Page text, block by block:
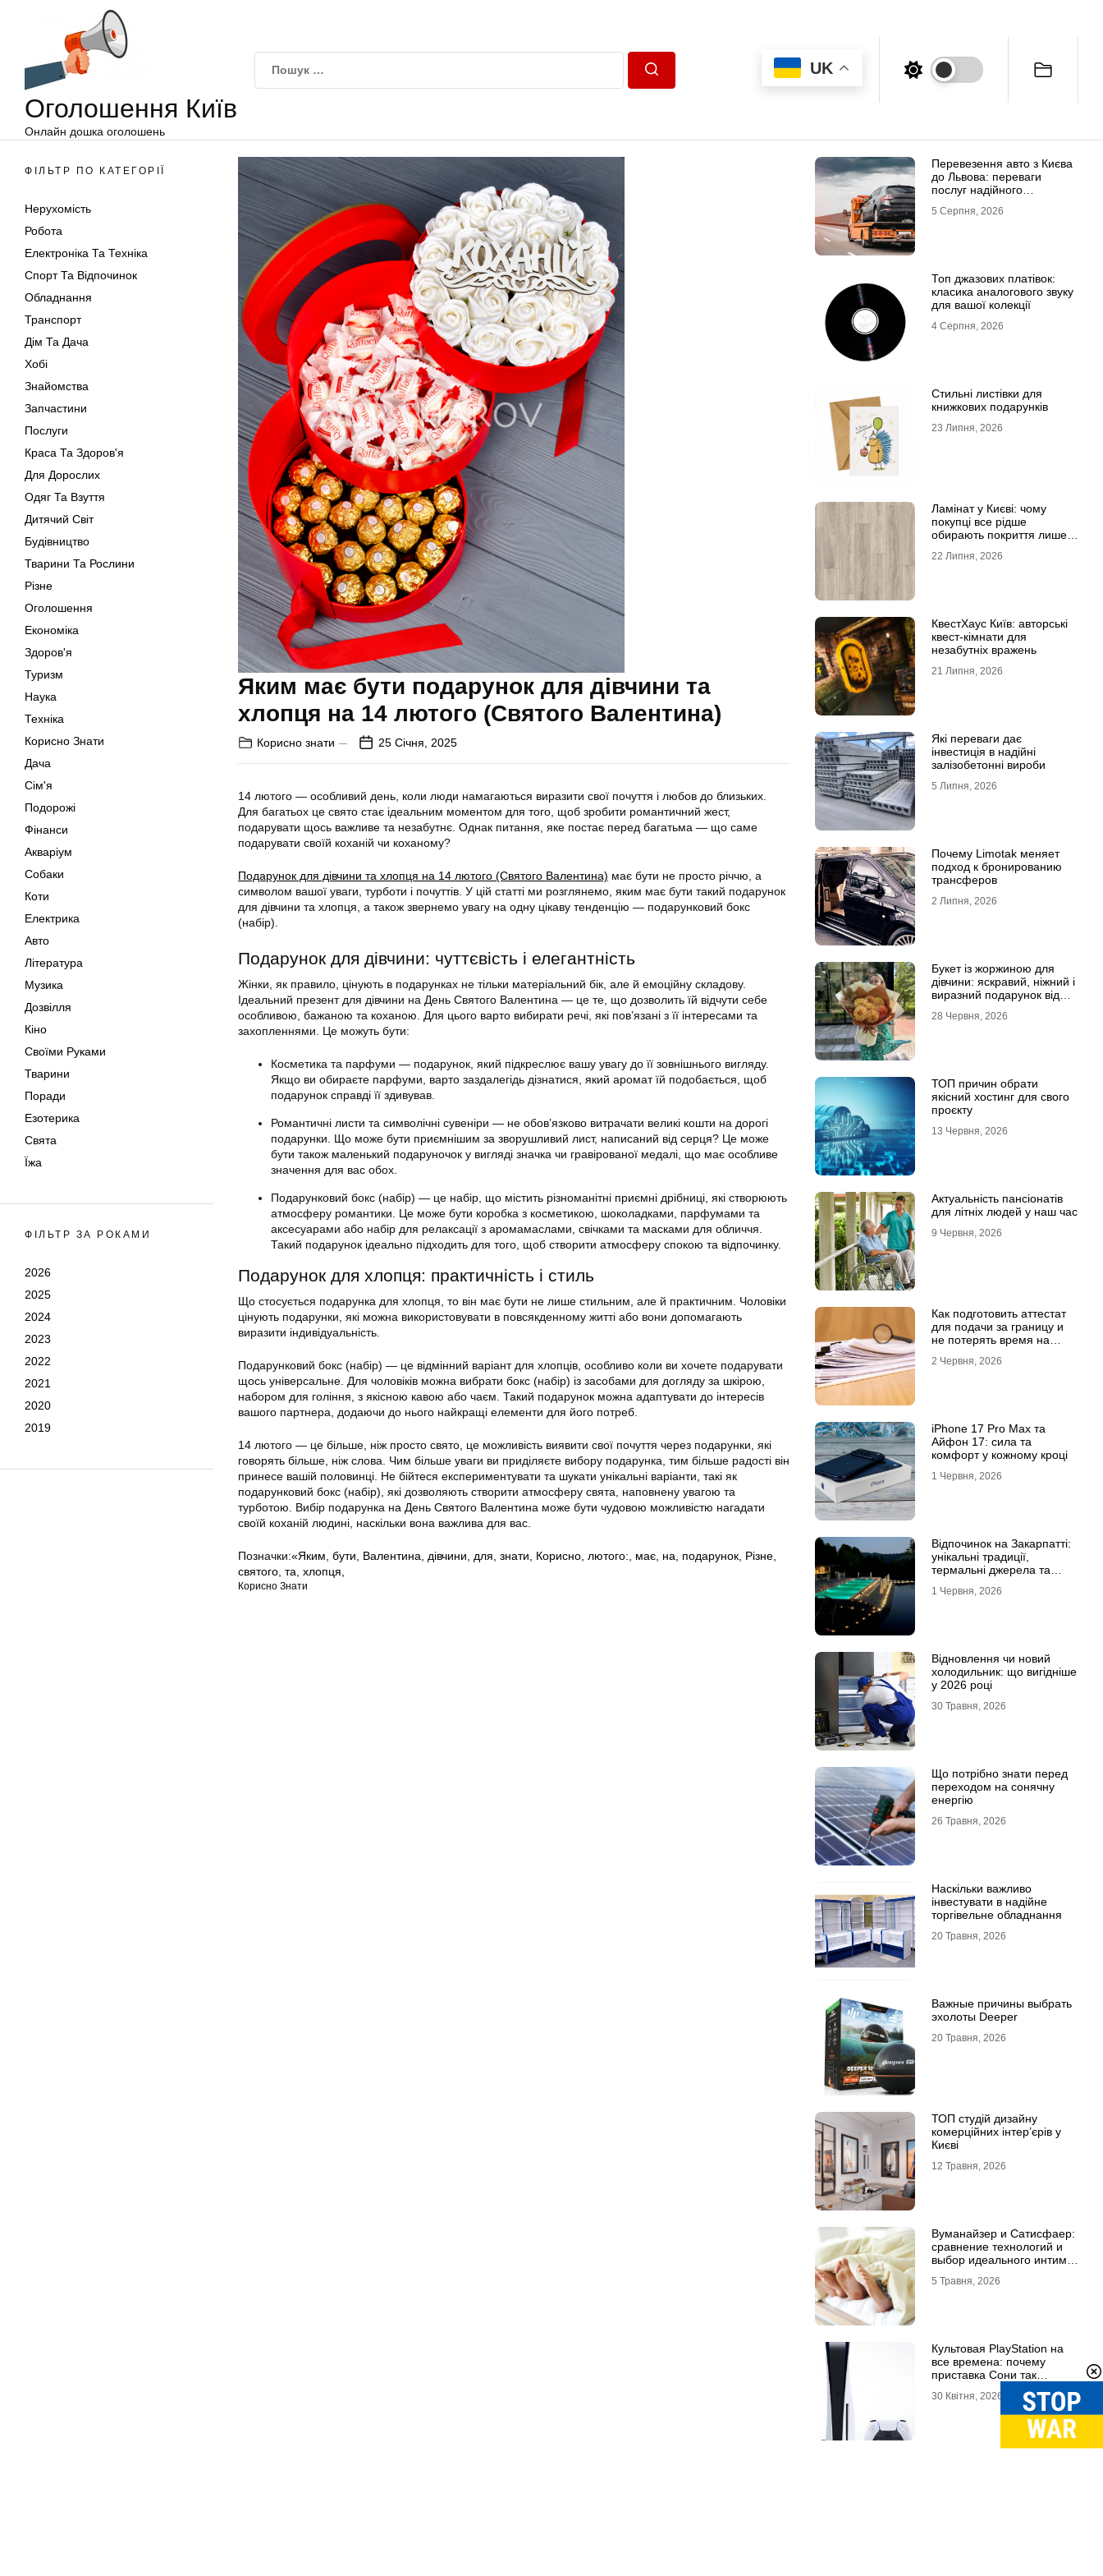
Оголошення Київ
Онлайн дошка оголошень
UK
ФІЛЬТР ПО КАТЕГОРІЇ
Нерухомість
Робота
Електроніка Та Техніка
Спорт Та Відпочинок
Обладнання
Транспорт
Дім Та Дача
Хобі
Знайомства
Запчастини
Послуги
Краса Та Здоров'я
Для Дорослих
Одяг Та Взуття
Дитячий Світ
Будівництво
Тварини Та Рослини
Різне
Оголошення
Економіка
Здоров'я
Туризм
Наука
Техніка
Корисно Знати
Дача
Сім'я
Подорожі
Фінанси
Акваріум
Собаки
Коти
Електрика
Авто
Література
Музика
Дозвілля
Кіно
Своїми Руками
Тварини
Поради
Езотерика
Свята
Їжа
ФІЛЬТР ЗА РОКАМИ
2026
2025
2024
2023
2022
2021
2020
2019
Яким має бути подарунок для дівчини та
хлопця на 14 лютого (Святого Валентина)
Корисно знати 25 Січня, 2025
14 лютого — особливий день, коли люди намагаються виразити свої почуття і любов до близьких.
Для багатьох це свято стає ідеальним моментом для того, щоб зробити романтичний жест,
подарувати щось важливе та незабутнє. Однак питання, яке постає перед багатьма — що саме
подарувати своїй коханій чи коханому?
Подарунок для дівчини та хлопця на 14 лютого (Святого Валентина) має бути не просто річчю, а
символом вашої уваги, турботи і почуттів. У цій статті ми розглянемо, яким має бути такий подарунок
для дівчини та хлопця, а також звернемо увагу на одну цікаву тенденцію — подарунковий бокс
(набір).
Подарунок для дівчини: чуттєвість і елегантність
Жінки, як правило, цінують в подарунках не тільки матеріальний бік, але й емоційну складову.
Ідеальний презент для дівчини на День Святого Валентина — це те, що дозволить їй відчути себе
особливою, бажаною та коханою. Для цього варто вибирати речі, які пов’язані з її інтересами та
захопленнями. Це можуть бути:
Косметика та парфуми — подарунок, який підкреслює вашу увагу до її зовнішнього вигляду.
Якщо ви обираєте парфуми, варто заздалегідь дізнатися, який аромат їй подобається, щоб
подарунок справді її здивував.
Романтичні листи та символічні сувеніри — не обов’язково витрачати великі кошти на дорогі
подарунки. Що може бути приємнішим за зворушливий лист, написаний від серця? Це може
бути також маленький подаруночок у вигляді значка чи гравірованої медалі, що має особливе
значення для вас обох.
Подарунковий бокс (набір) — це набір, що містить різноманітні приємні дрібниці, які створюють
атмосферу романтики. Це може бути коробка з косметикою, шоколадками, парфумами та
аксесуарами або набір для релаксації з аромамаслами, свічками та масками для обличчя.
Такий подарунок ідеально підходить для того, щоб створити атмосферу спокою та відпочинку.
Подарунок для хлопця: практичність і стиль
Що стосується подарунка для хлопця, то він має бути не лише стильним, але й практичним. Чоловіки
цінують подарунки, які можна використовувати в повсякденному житті або вони допомагають
виразити індивідуальність.
Подарунковий бокс (набір) — це відмінний варіант для хлопців, особливо коли ви хочете подарувати
щось універсальне. Для чоловіків можна вибрати бокс (набір) із засобами для догляду за шкірою,
набором для гоління, з якісною кавою або чаєм. Такий подарунок можна адаптувати до інтересів
вашого партнера, додаючи до нього найкращі елементи для його потреб.
14 лютого — це більше, ніж просто свято, це можливість виявити свої почуття через подарунки, які
говорять більше, ніж слова. Чим більше уваги ви приділяєте вибору подарунка, тим більше радості він
принесе вашій половинці. Не бійтеся експериментувати та шукати унікальні варіанти, такі як
подарунковий бокс (набір), які дозволяють створити атмосферу свята, наповнену увагою та
турботою. Вибір подарунка на День Святого Валентина може бути чудовою можливістю нагадати
своїй коханій людині, наскільки вона важлива для вас.
Позначки:«Яким бути Валентина дівчини для знати Корисно лютого: має на подарунок Різне
святого та хлопця,
Корисно Знати
Перевезення авто з Києва
до Львова: переваги
послуг надійного
5 Серпня, 2026
Топ джазових платівок:
класика аналогового звуку
для вашої колекції
4 Серпня, 2026
Стильні листівки для
книжкових подарунків
23 Липня, 2026
Ламінат у Києві: чому
покупці все рідше
обирають покриття лише
22 Липня, 2026
КвестХаус Київ: авторські
квест-кімнати для
незабутніх вражень
21 Липня, 2026
Які переваги дає
інвестиція в надійні
залізобетонні вироби
5 Липня, 2026
Почему Limotak меняет
подход к бронированию
трансферов
2 Липня, 2026
Букет із жоржиною для
дівчини: яскравий, ніжний і
виразний подарунок від
28 Червня, 2026
ТОП причин обрати
якісний хостинг для свого
проєкту
13 Червня, 2026
Актуальність пансіонатів
для літніх людей у наш час
9 Червня, 2026
Как подготовить аттестат
для подачи за границу и
не потерять время на
2 Червня, 2026
iPhone 17 Pro Max та
Айфон 17: сила та
комфорт у кожному кроці
1 Червня, 2026
Відпочинок на Закарпатті:
унікальні традиції,
термальні джерела та
1 Червня, 2026
Відновлення чи новий
холодильник: що вигідніше
у 2026 році
30 Травня, 2026
Що потрібно знати перед
переходом на сонячну
енергію
26 Травня, 2026
Наскільки важливо
інвестувати в надійне
торгівельне обладнання
20 Травня, 2026
Важные причины выбрать
эхолоты Deeper
20 Травня, 2026
ТОП студій дизайну
комерційних інтер’єрів у
Києві
12 Травня, 2026
Вуманайзер и Сатисфаер:
сравнение технологий и
выбор идеального интим-
5 Травня, 2026
Культовая PlayStation на
все времена: почему
приставка Сони так
30 Квітня, 2026